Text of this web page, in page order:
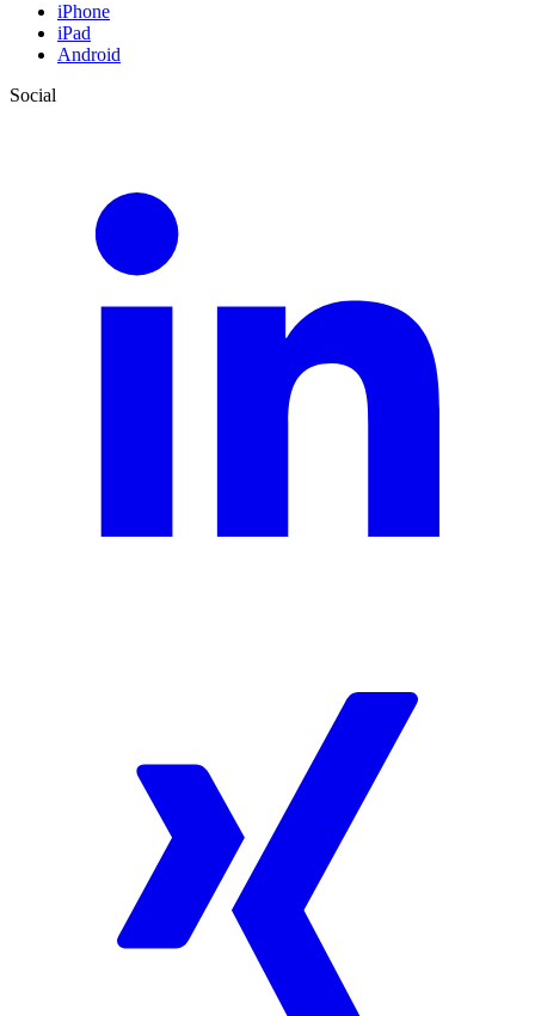
iPhone
iPad
Android
Social